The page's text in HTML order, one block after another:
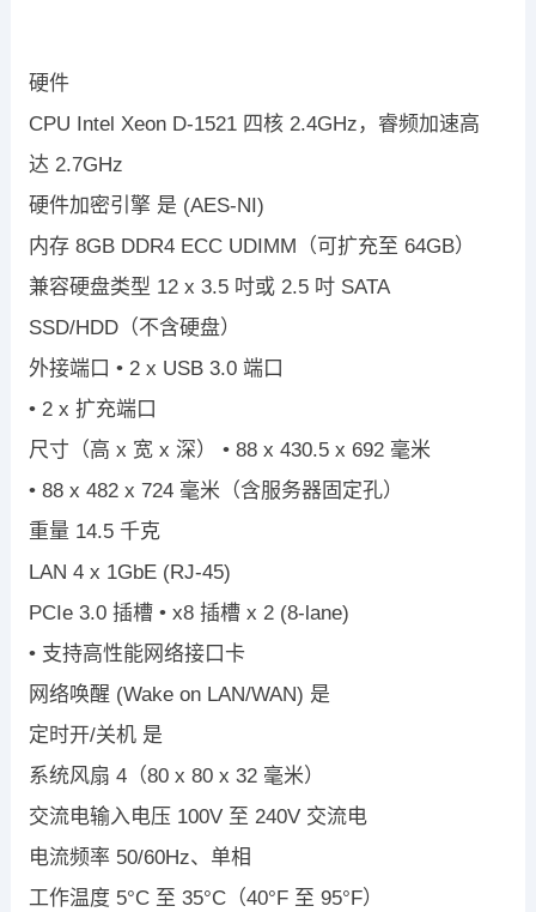
硬件
CPU
Intel Xeon D-1521 四核 2.4GHz ，睿频加速高
达 2.7GHz
硬件加密引擎 是 (AES-NI)
内存 8GB DDR4 ECC UDIMM （可扩充至 64GB）
兼容硬盘类型 12 x 3.5 吋或 2.5 吋 SATA
SSD/HDD（不含硬盘）
外接端口 • 2 x USB 3.0 端口
• 2 x 扩充端口
尺寸（高 x 宽 x 深） • 88 x 430.5 x 692 毫米
• 88 x 482 x 724 毫米（含服务器固定孔）
重量 14.5 千克
LAN 4 x 1GbE (RJ-45)
PCIe 3.0 插槽 • x8 插槽 x 2 (8-lane)
• 支持高性能网络接口卡
网络唤醒 (Wake on LAN/WAN) 是
定时开/关机 是
系统风扇 4（80 x 80 x 32 毫米）
交流电输入电压 100V 至 240V 交流电
电流频率 50/60Hz、单相
工作温度 5°C 至 35°C（40° F 至 95° F）